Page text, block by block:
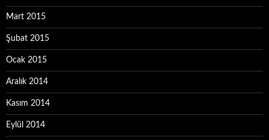
Mart 2015
Şubat 2015
Ocak 2015
Aralık 2014
Kasım 2014
Eylül 2014